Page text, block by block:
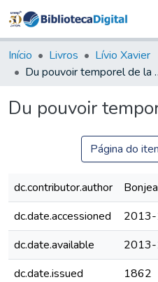
&
Início Livros
Lívio Xavier
Du
Du pouvoir
Página do
dc.contributor.author
dc.date.accessioned
dc.date.available
dc.date.issued
1862